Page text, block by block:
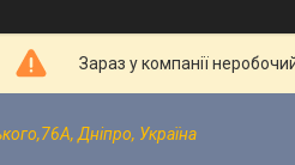
Зараз у компанії
Дніпро, Україна